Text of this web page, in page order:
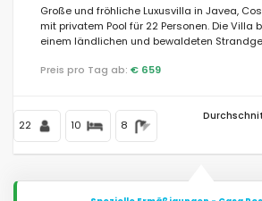
Weitere Kategorien
Neuheiten (9)
Am besten bewertete
(58)
Große und fröhliche Luxusvilla in Javea,
mit privatem Pool für 22 Personen. Die Villa
einem ländlichen und bewaldeten
Preis pro Tag ab: € 659
22 10 8